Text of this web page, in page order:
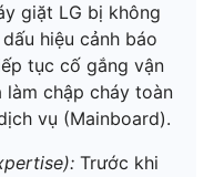
giặt LG bị không
hiệu cảnh báo
tục cố gắng vận
làm chập cháy toàn
vụ (Mainboard).
Trước khi